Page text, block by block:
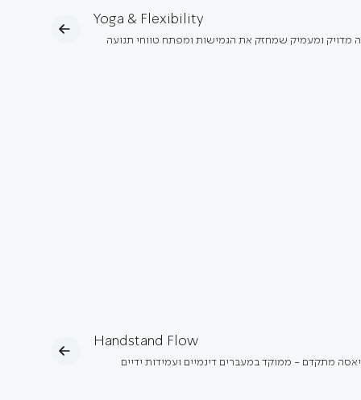
Yoga & Flexibility
מדויק ומעמיק שמחזק את הגמישות ומפתח טווחי תנועה
Handstand Flow
מתקדם - ממוקד במעברים דינמיים ועמידות ידיים